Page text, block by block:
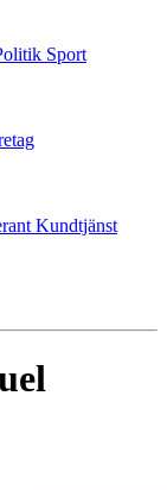
Sport
Kundtjänst